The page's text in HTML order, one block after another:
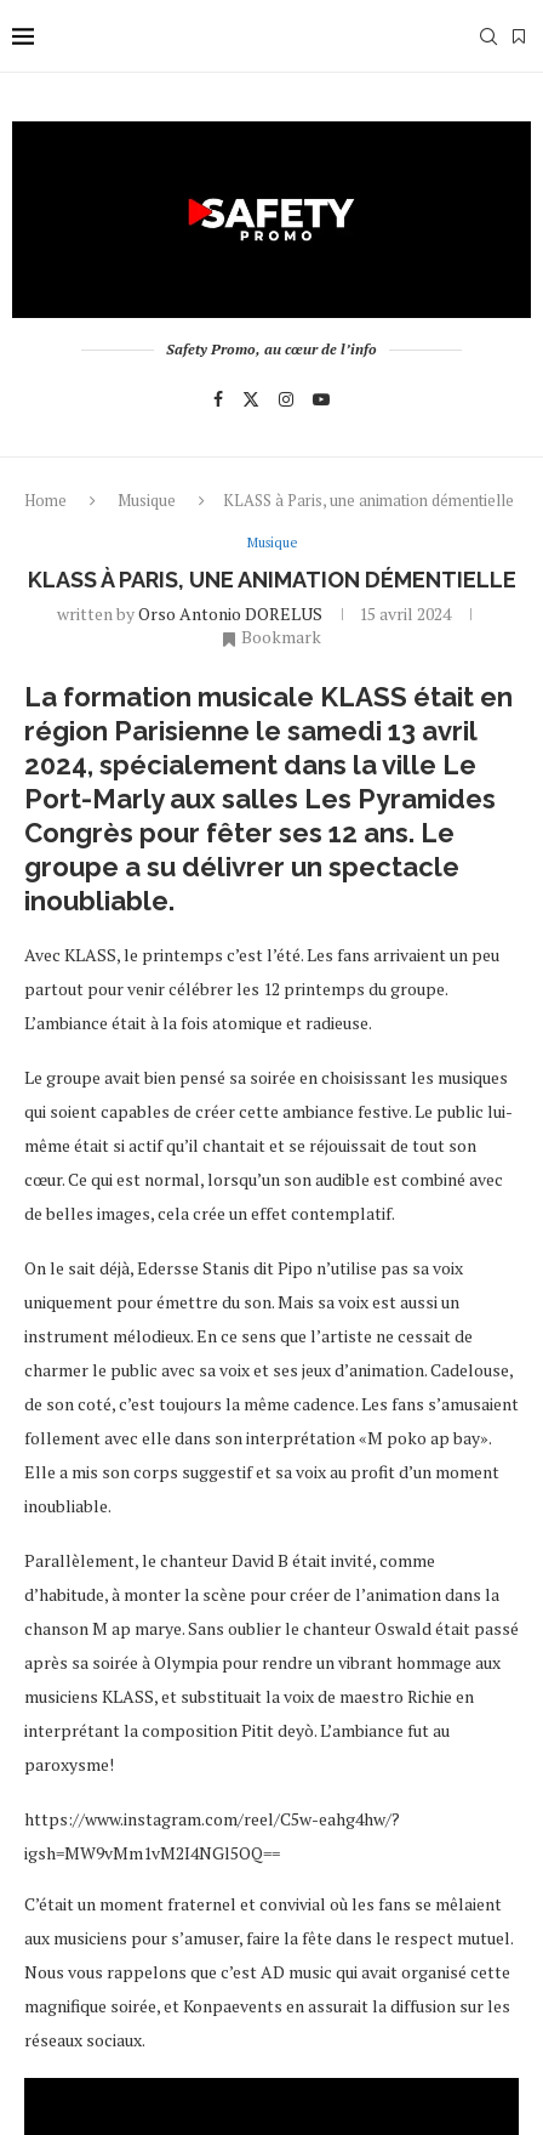
Safety Promo, au cœur de l’info
Home Musique KLASS à Paris, une animation démentielle
Musique
KLASS À PARIS, UNE ANIMATION DÉMENTIELLE
written byOrso Antonio DORELUS
15 avril 2024
Bookmark
La formation musicale KLASS était en
région Parisienne le samedi 13 avril
2024, spécialement dans la ville Le
Port-Marly aux salles Les Pyramides
Congrès pour fêter ses 12 ans. Le
groupe a su délivrer un spectacle
inoubliable.
Avec KLASS, le printemps c’est l’été. Les fans arrivaient un peu
partout pour venir célébrer les 12 printemps du groupe.
L’ambiance était à la fois atomique et radieuse.
Le groupe avait bien pensé sa soirée en choisissant les musiques
qui soient capables de créer cette ambiance festive. Le public lui-
même était si actif qu’il chantait et se réjouissait de tout son
cœur. Ce qui est normal, lorsqu’un son audible est combiné avec
de belles images, cela crée un effet contemplatif.
On le sait déjà, Edersse Stanis dit Pipo n’utilise pas sa voix
uniquement pour émettre du son. Mais sa voix est aussi un
instrument mélodieux. En ce sens que l’artiste ne cessait de
charmer le public avec sa voix et ses jeux d’animation. Cadelouse,
de son coté, c’est toujours la même cadence. Les fans s’amusaient
follement avec elle dans son interprétation «M poko ap bay».
Elle a mis son corps suggestif et sa voix au profit d’un moment
inoubliable.
Parallèlement, le chanteur David B était invité, comme
d’habitude, à monter la scène pour créer de l’animation dans la
chanson M ap marye. Sans oublier le chanteur Oswald était passé
après sa soirée à Olympia pour rendre un vibrant hommage aux
musiciens KLASS, et substituait la voix de maestro Richie en
interprétant la composition Pitit deyò. L’ambiance fut au
paroxysme!
https://www.instagram.com/reel/C5w-eahg4hw/?
igsh=MW9vMm1vM2I4NGl5OQ==
C’était un moment fraternel et convivial où les fans se mêlaient
aux musiciens pour s’amuser, faire la fête dans le respect mutuel.
Nous vous rappelons que c’est AD music qui avait organisé cette
magnifique soirée, et Konpaevents en assurait la diffusion sur les
réseaux sociaux.